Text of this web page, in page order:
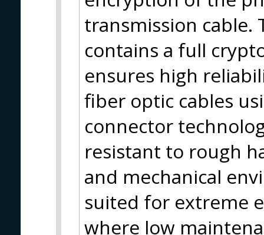
transmission cable.
contains a full
ensures high
fiber optic cables
connector
resistant to rough
and mechanical
suited for extreme
where low